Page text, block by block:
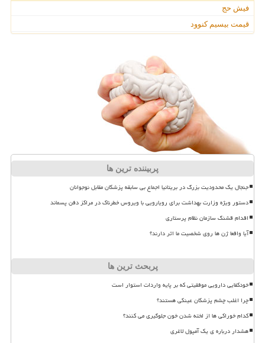
فیش حج
قیمت بیسیم کنوود
پربیننده ترین ها
جنجال یک محدودیت بزرگ در بریتانیا اجماع بی سابقه پزشکان مقابل نوجوانان
دستور ویژه وزارت بهداشت برای رویارویی با ویروس خطرناک در مراکز دفن پسماند
اقدام قشنگ سازمان نظام پرستاری
آیا واقعا ژن ها روی شخصیت ما اثر دارند؟
پربحث ترین ها
خودکفایی دارویی موفقیتی که بر پایه واردات استوار است
چرا اغلب چشم پزشکان عینکی هستند؟
کدام خوراکی ها از لخته شدن خون جلوگیری می کنند؟
هشدار درباره ی یک آمپول لاغری